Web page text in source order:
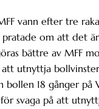
vann efter tre
om att det
bättre av MFF
utnyttja
bollen 18 gånger på
svaga på att